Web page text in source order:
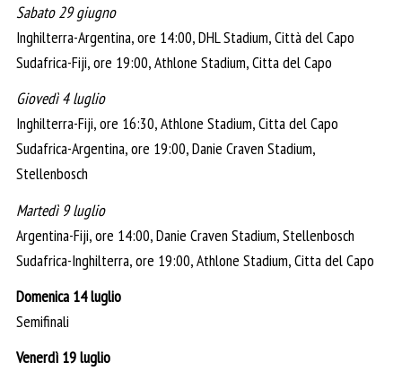
Sabato 29 giugno
Inghilterra-Argentina, ore 14:00, DHL Stadium, Città del Capo
Sudafrica-Fiji, ore 19:00, Athlone Stadium, Citta del Capo
Giovedì 4 luglio
Inghilterra-Fiji, ore 16:30, Athlone Stadium, Citta del Capo
Sudafrica-Argentina, ore 19:00, Danie Craven Stadium,
Stellenbosch
Martedì 9 luglio
Argentina-Fiji, ore 14:00, Danie Craven Stadium, Stellenbosch
Sudafrica-Inghilterra, ore 19:00, Athlone Stadium, Citta del Capo
Domenica 14 luglio
Semifinali
Venerdì 19 luglio